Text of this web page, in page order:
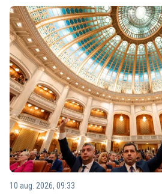
10 aug. 2026, 09:33